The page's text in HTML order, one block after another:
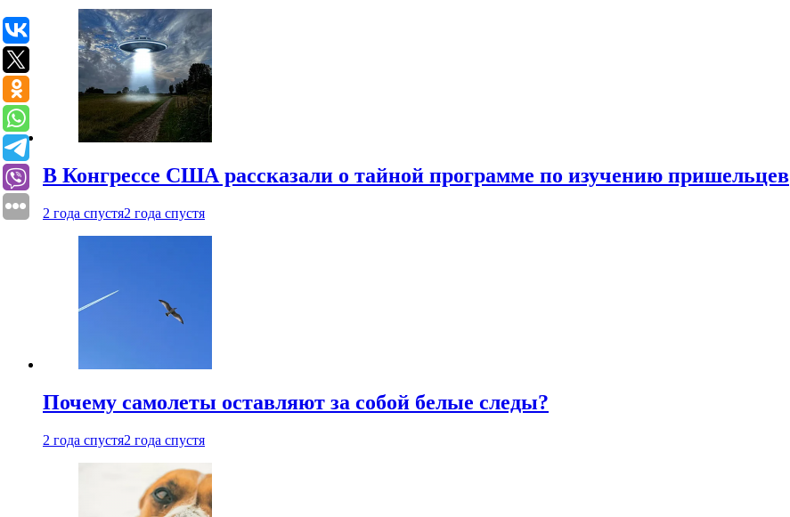
В Конгрессе США рассказали о тайной программе по изучению пришельцев
2 года спустя2 года спустя
Почему самолеты оставляют за собой белые следы?
2 года спустя2 года спустя